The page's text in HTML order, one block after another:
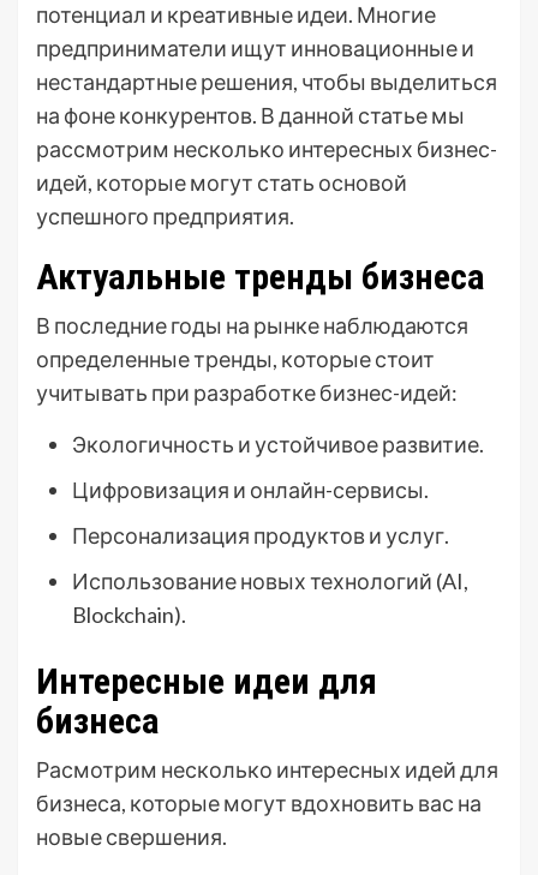
потенциал и креативные идеи. Многие
предприниматели ищут инновационные и
нестандартные решения, чтобы выделиться
на фоне конкурентов. В данной статье мы
рассмотрим несколько интересных бизнес-
идей, которые могут стать основой
успешного предприятия.
Актуальные тренды бизнеса
В последние годы на рынке наблюдаются
определенные тренды, которые стоит
учитывать при разработке бизнес-идей:
Экологичность и устойчивое развитие.
Цифровизация и онлайн-сервисы.
Персонализация продуктов и услуг.
Использование новых технологий (AI,
Blockchain).
Интересные идеи для
бизнеса
Расмотрим несколько интересных идей для
бизнеса, которые могут вдохновить вас на
новые свершения.